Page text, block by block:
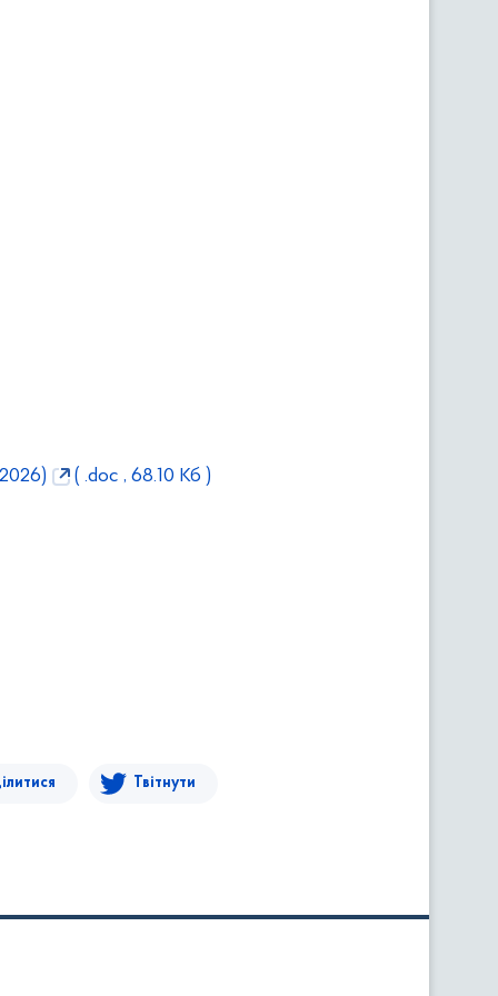
( .doc , 68.10 Кб )
Твітнути